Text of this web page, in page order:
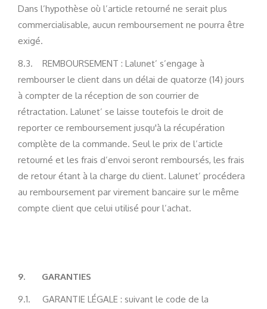
Dans l’hypothèse où l’article retourné ne serait plus
commercialisable, aucun remboursement ne pourra être
exigé.
8.3. REMBOURSEMENT : Lalunet’ s’engage à
rembourser le client dans un délai de quatorze (14) jours
à compter de la réception de son courrier de
rétractation. Lalunet’ se laisse toutefois le droit de
reporter ce remboursement jusqu'à la récupération
complète de la commande. Seul le prix de l’article
retourné et les frais d’envoi seront remboursés, les frais
de retour étant à la charge du client. Lalunet’ procédera
au remboursement par virement bancaire sur le même
compte client que celui utilisé pour l’achat.
9. GARANTIES
9.1.
GARANTIE LÉGALE : suivant le code de la